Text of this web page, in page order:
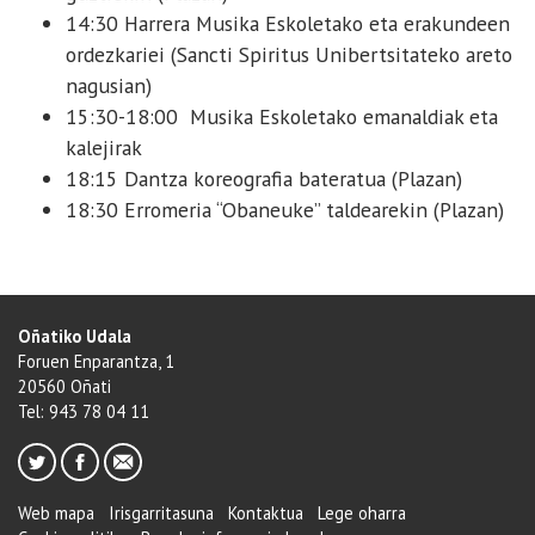
14:30 Harrera Musika Eskoletako eta erakundeen
ordezkariei (Sancti Spiritus Unibertsitateko areto
nagusian)
15:30-18:00 Musika Eskoletako emanaldiak eta
kalejirak
18:15 Dantza koreografia bateratua (Plazan)
18:30 Erromeria “Obaneuke” taldearekin (Plazan)
Oñatiko Udala
Foruen Enparantza, 1
20560 Oñati
Tel: 943 78 04 11
Web mapa Irisgarritasuna Kontaktua
Lege oharra